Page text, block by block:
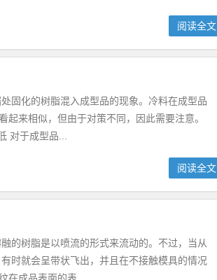
阅读全文
固化的树脂混入成型品的现象。冷料在成型品
起来相似，但由于对策不同，因此需要注意。
对于成型品...
阅读全文
的树脂是以喷流的形式来流动的。不过，当从
时就会呈带状飞出，并且在不接触模具的情况